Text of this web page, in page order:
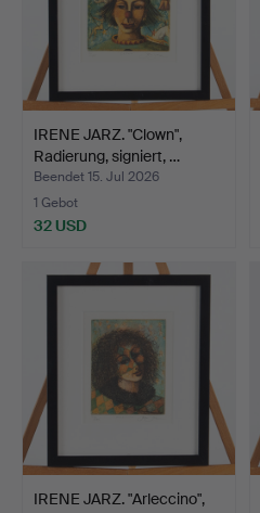
IRENE JARZ. "Clown",
Radierung, signiert, …
Beendet 15. Jul 2026
1 Gebot
32 USD
IRENE JARZ. "Arleccino",